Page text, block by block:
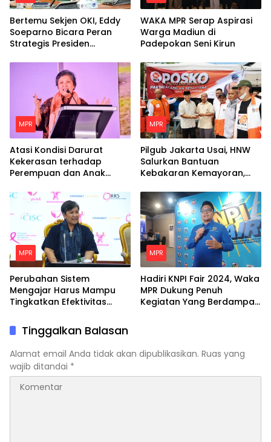
Bertemu Sekjen OKI, Eddy
Soeparno Bicara Peran
Strategis Presiden
Islam
WAKA MPR Serap Aspirasi
Warga Madiun di
Padepokan Seni Kirun
MPR
Atasi Kondisi Darurat
Kekerasan terhadap
Perempuan dan Anak
MPR
Pilgub Jakarta Usai, HNW
Salurkan Bantuan
Kebakaran Kemayoran,
Hunian Tetap Bagi Para
Korban
MPR
Perubahan Sistem
Mengajar Harus Mampu
Tingkatkan Efektivitas
MPR
Hadiri KNPI Fair 2024, Waka
MPR Dukung Penuh
Kegiatan Yang Berdampak
Tinggalkan Balasan
Alamat email Anda tidak akan dipublikasikan. Ruas yang
wajib ditandai *